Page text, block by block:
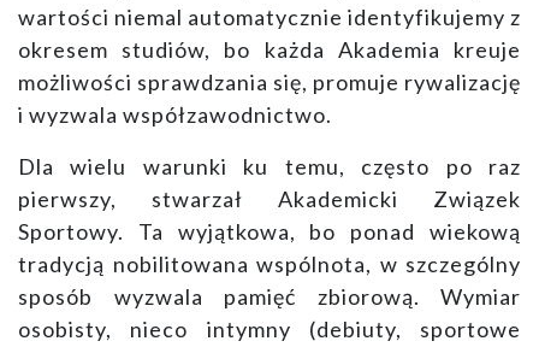
wartości niemal automatycznie identyfikujemy z
okresem studiów, bo każda Akademia kreuje
możliwości sprawdzania się, promuje rywalizację
i wyzwala współzawodnictwo.
Dla wielu warunki ku temu, często po raz
pierwszy, stwarzał Akademicki Związek
Sportowy. Ta wyjątkowa, bo ponad wiekową
tradycją nobilitowana wspólnota, w szczególny
sposób wyzwala pamięć zbiorową. Wymiar
osobisty, nieco intymny (debiuty, sportowe